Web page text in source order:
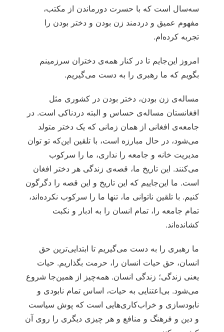
سه‌سال است که با حسرت دورماندن از مکتب،
مفهوم عمیق و دردمند زن بودن و دختر بودن را
تجربه کرده‌ام.
امروز این‌جایم تا در کنار همه‌ی دختران سرزمینم
بگویم که ما رهبری را به دست می‌گیریم.
مساله‌ی زن بودن، دختر بودن در کشوری مثل
افغانستان مساله‌ی حساس و البته دردناکی است. در
جامعه‌ی افغانی از همان زمانی که یک دختر متولد
می‌شود، در حال مبارزه است، با تلقین این‌که تو توان
مدیریت خانه و جامعه را نداری، ما را سرکوب
می‌کنند. این تاریخ ما، قصه‌ی زندگی هر دختر افغان
است. ما این‌جاییم که این تاریخ و این قصه را دگرگون
کنیم. با تلقین ناتوانی ما، تنها ما را سرکوب نکرده‌اند،
تمام جامعه را، تمام انسان را به ادبار و نکبت
کشانده‌اند.
ما رهبری را به دست می‌گیریم تا ابتدایی‌ترین حق
انسان، حق حیات انسان را، حرمت بگذاریم. حیات
یعنی زندگی؛ زندگی انسان. همه‌چیز از همین‌جا شروع
می‌شود. بی‌اعتنایی به حیات، اساس تمام نابودی و
نابودسازی و خراب‌کاری‌هایی است که پوش سیاست
و دین و فرهنگ و منافع و هر چیزی دیگری را روی آن